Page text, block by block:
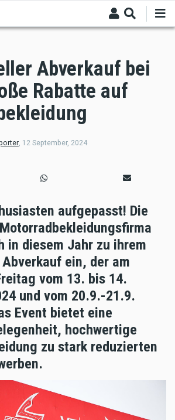
Abverkauf bei
Rabatte auf
, 12 September, 2024
aufgepasst! Die
in diesem Jahr zu ihrem
ein, der am
vom 13. bis 14.
und vom 20.9.-21.9.
Event bietet eine
hochwertige
zu stark reduzierten